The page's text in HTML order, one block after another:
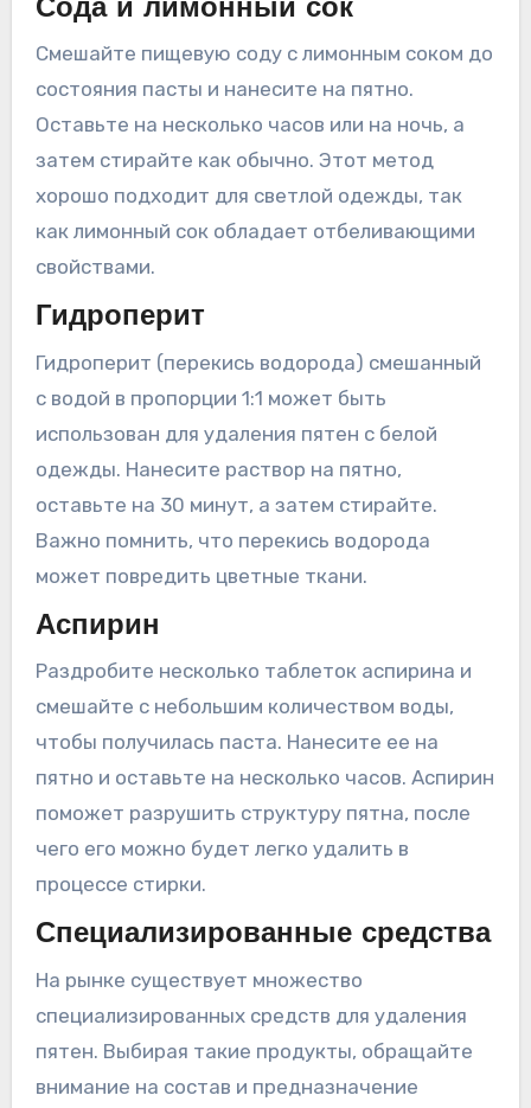
Сода и лимонный сок
Смешайте пищевую соду с лимонным соком до
состояния пасты и нанесите на пятно.
Оставьте на несколько часов или на ночь, а
затем стирайте как обычно. Этот метод
хорошо подходит для светлой одежды, так
как лимонный сок обладает отбеливающими
свойствами.
Гидроперит
Гидроперит (перекись водорода) смешанный
с водой в пропорции 1:1 может быть
использован для удаления пятен с белой
одежды. Нанесите раствор на пятно,
оставьте на 30 минут, а затем стирайте.
Важно помнить, что перекись водорода
может повредить цветные ткани.
Аспирин
Раздробите несколько таблеток аспирина и
смешайте с небольшим количеством воды,
чтобы получилась паста. Нанесите ее на
пятно и оставьте на несколько часов. Аспирин
поможет разрушить структуру пятна, после
чего его можно будет легко удалить в
процессе стирки.
Специализированные средства
На рынке существует множество
специализированных средств для удаления
пятен. Выбирая такие продукты, обращайте
внимание на состав и предназначение